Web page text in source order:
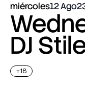
miércoles12 Ago
DJ
+18